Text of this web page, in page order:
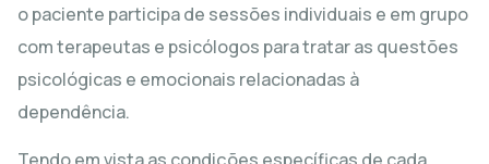
o paciente participa de sessões individuais e em grupo
com terapeutas e psicólogos para tratar as questões
psicológicas e emocionais relacionadas à
dependência.